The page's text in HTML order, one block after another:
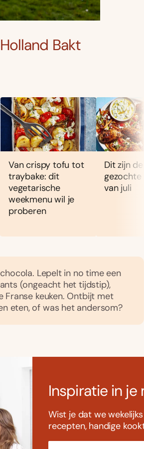
Bakt
Van crispy tofu tot
traybake: dit
vegetarische
weekmenu wil je
proberen
Dit zijn de
gezochte
van juli
Lepelt in no time een
(ongeacht het tijdstip),
keuken. Ontbijt met
eten, of was het andersom?
Inspiratie in je
Wist je dat we
recepten, handige